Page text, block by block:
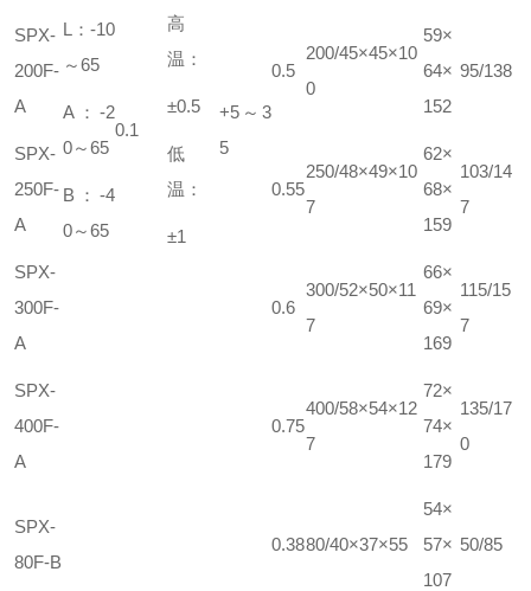
L：-10
～65
A：-2
0～65
B：-4
0～65
0.1
高
温：
±0.5
低
温：
±1
+5～3
5
SPX-
200F-
A
0.5
200/45×45×10
0
59×
64×
152
95/138
SPX-
250F-
A
0.55
250/48×49×10
7
62×
68×
159
103/14
7
SPX-
300F-
A
0.6
300/52×50×11
7
66×
69×
169
115/15
7
SPX-
400F-
A
0.75
400/58×54×12
7
72×
74×
179
135/17
0
SPX-
80F-B
0.3880/40×37×55
54×
57×
107
50/85